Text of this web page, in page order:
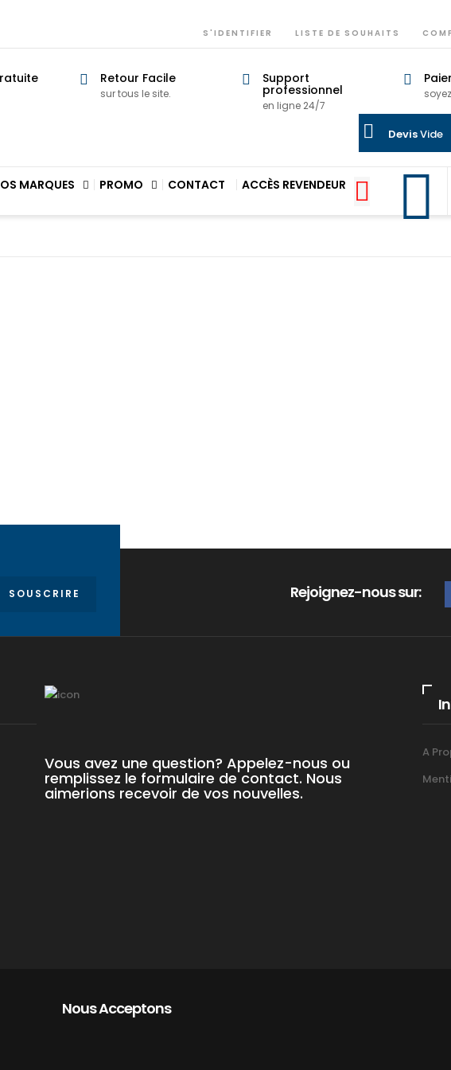
S'IDENTIFIER LISTE DE SOUHAITS
Retour Facile
sur tous le site.
Support
professionnel
en ligne 24/7
MARQUES PROMO CONTACT ACCÈS REVENDEUR
DevisVide
SOUSCRIRE Rejoignez-nous sur:
Vous avez une question? Appelez-nous ou
remplissez le formulaire de contact. Nous
aimerions recevoir de vos nouvelles.
A
Nous Acceptons